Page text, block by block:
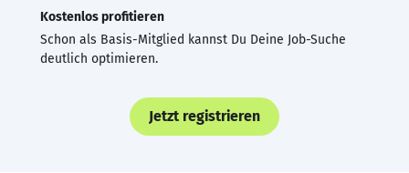
Kostenlos profitieren
Schon als Basis-Mitglied kannst Du Deine Job-Suche
deutlich optimieren.
Jetzt registrieren